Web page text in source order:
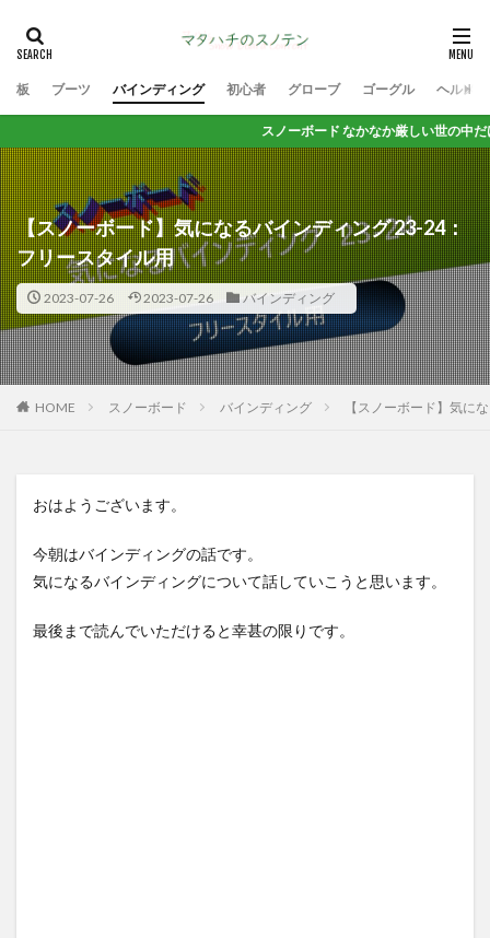
板 ブーツ バインディング 初心者 グローブ ゴーグル ヘルメ
スノーボード なかなか厳しい世の中だけど 思いっきり
【スノーボード】気になるバインディング 23-24：
フリースタイル用
2023-07-26 2023-07-26 バインディング
HOME スノーボード バインディング 【スノーボード】気に
おはようございます。
今朝はバインディングの話です。
気になるバインディングについて話していこうと思います。
最後まで読んでいただけると幸甚の限りです。